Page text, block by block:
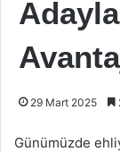
29 Mart 2025
Günümüzde